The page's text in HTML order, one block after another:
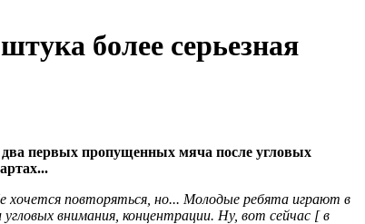
более серьезная
два первых пропущенных мяча после угловых
повторяться, но... Молодые ребята играют в
внимания, концентрации. Ну, вот сейчас [ в